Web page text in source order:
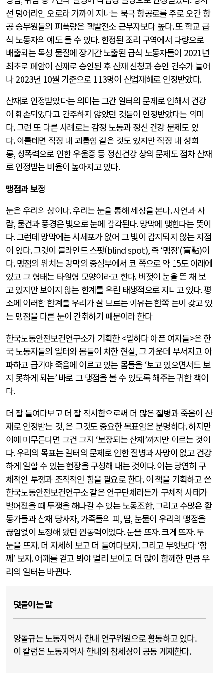
선 덩어리인 오로라 가까이 지나는 북극 항공로를 주로 오간 항
공 승무원들의 피폭량은 핵발전소 근무자보다 높다.또 학교 급
식 노동자의 예도 들 수 있다.한정된 조리 구역에서 다량으로
배출되는 독성 물질에 장기간 노출된 급식 노동자들이 2021년
최초로 폐암이 산재로 승인된 후 산재 신청과 승인 건수가 늘어
나2023년 10월 기준으로 113명이 산업재해로 인정받았다.
산재로 인정받았다는 의미는 그간 일터의 문제로 인해서 건강
이 훼손되었다고 간주하지 않았던 것들이 인정받았다는 의미
다.그런 또 다른 사례로는 감정 노동과 정신 건강 문제도 있
다.이를테면 직장 내 괴롭힘 같은 것도 있지만 직장 내 성희
롱, 성폭력으로 인한 우울증 등 정신건강 상의 문제도 점차 산재
로 인정받는 비율이 높아지고 있다.
맹점과 보정
눈은 우리의 창이다.우리는 눈을 통해 세상을 본다.자연과 사
람, 물건과 풍경은 빛으로 눈에 감각된다.망막에 맺힌다는 뜻이
다.그런데 망막에는 시세포가 없어 그 빛이 감지되지 않는 지점
이 있다.그것이 블라인드 스팟(blind spot),즉 ‘맹점’(盲點)이
다.맹점의 위치는 망막의 중심부에서 코 쪽으로 약 15도아래에
있고 그 형태는 타원형 모양이라고 한다.버젓이 눈을 뜬 채 보
고 있지만 보이지 않는 한계를 우린 태생적으로 지니고 있다.평
소에 이러한 한계를 우리가 잘 모르는 이유는 한쪽 눈이 갖고 있
는 맹점을 다른 눈이 간취하기 때문이라 한다.
한국노동안전보건연구소가 기획한<일하다 아픈 여자들>은 한
국 노동자들의 일터와 몸들이 처한 현실,그 가운데 부서지고 아
파하고 급기야 죽음에 이르고 있는 몸들을 ‘보고 있으면서도 보
지 못하게 되는’바로 그 맹점을 볼 수 있도록 해주는 귀한 책이
다.
더 잘 들여다보고 더 잘 직시함으로써 더 많은 질병과 죽음이 산
재로 인정받는 것,은 그것도 중요한 목표임은 분명하다.하지만
이에 머무른다면 그건 그저 ‘보장되는 산재’까지만 이르는 것이
다.우리의 목표는 일터의 문제로 인한 질병과 사망이 없고 건강
하게 일할 수 있는 현장을 구성해 내는 것이다.이는 당연히 구
체적인 투쟁과 조직적인 힘을 필요로 한다.이 책을 기획하고 쓴
한국노동안전보건연구소 같은 연구단체라든가 구체적 사태가
벌어졌을 때 투쟁을 해나갈 수 있는 노동조합,그리고 수많은 활
동가들과 산재 당사자,가족들의 피,땀, 눈물이 우리의 맹점을
끊임없이 보정해 왔던 원동력이었다.눈을 뜨자.크게 뜨자.두
눈을 뜨자.더 자세히 보고 더 들여다보자.그리고 무엇보다 ‘함
께’ 보자.어깨를 겯고 봐야 멀리 보이고 더 많이 함께한 만큼 우
리의 일터는 바뀐다.
덧붙이는 말
양돌규는 노동자역사 한내 연구위원으로 활동하고 있다.
이 칼럼은 노동자역사 한내와 참세상이 공동 게재한다.